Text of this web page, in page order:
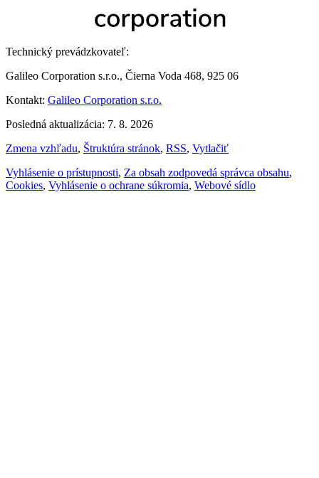
Technický prevádzkovateľ:
Galileo Corporation s.r.o., Čierna Voda 468, 925 06
Kontakt: Galileo Corporation s.r.o.
Posledná aktualizácia: 7. 8. 2026
Zmena vzhľadu, Štruktúra stránok, RSS, Vytlačiť
Vyhlásenie o prístupnosti, Za obsah zodpovedá správca obsahu,
Cookies, Vyhlásenie o ochrane súkromia, Webové sídlo